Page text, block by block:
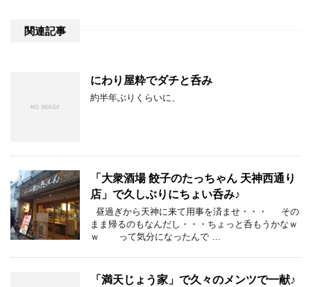
関連記事
にわり屋粋でダチと呑み
約半年ぶりくらいに、
「大衆酒場 餃子のたっちゃん 天神西通り
店」で久しぶりにちょい呑み♪
昼過ぎから天神に来て用事を済ませ・・・ その
まま帰るのもなんだし・・・ちょっと呑もうかなｗ
ｗ って気分になったんで …
「満天じょう家」で久々のメンツで一献♪